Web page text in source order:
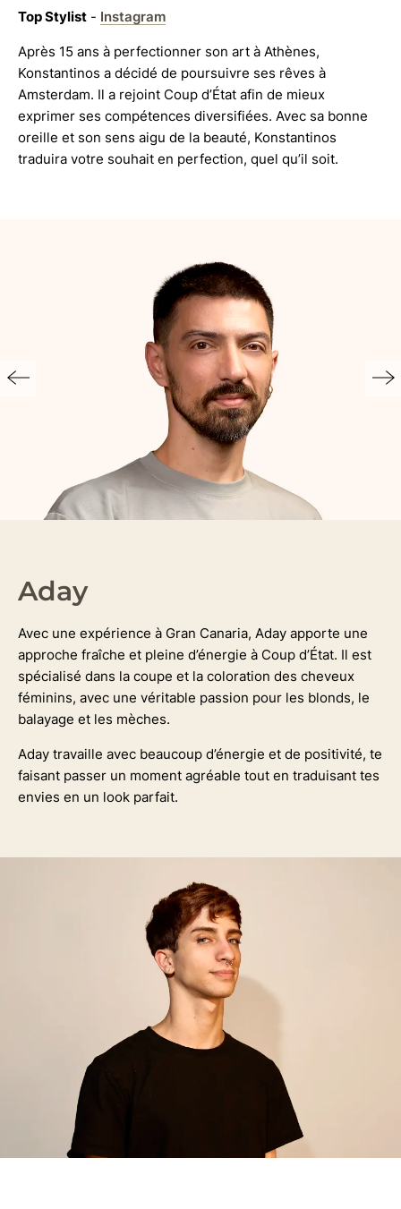
Top Stylist - Instagram
Après 15 ans à perfectionner son art à Athènes,
Konstantinos a décidé de poursuivre ses rêves à
Amsterdam. Il a rejoint Coup d’État afin de mieux
exprimer ses compétences diversifiées. Avec sa bonne
oreille et son sens aigu de la beauté, Konstantinos
traduira votre souhait en perfection, quel qu’il soit.
Aday
Avec une expérience à Gran Canaria, Aday apporte une
approche fraîche et pleine d’énergie à Coup d’État. Il est
spécialisé dans la coupe et la coloration des cheveux
féminins, avec une véritable passion pour les blonds, le
balayage et les mèches.
Aday travaille avec beaucoup d’énergie et de positivité, te
faisant passer un moment agréable tout en traduisant tes
envies en un look parfait.